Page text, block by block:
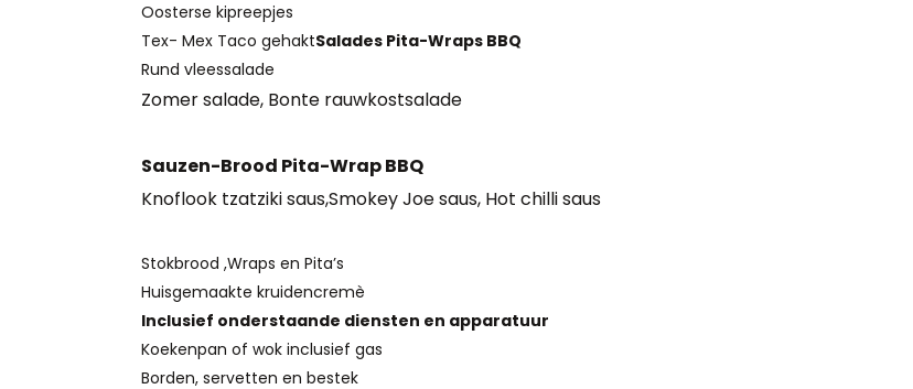
Oosterse kipreepjes
Tex- Mex Taco gehaktSalades Pita-Wraps BBQ
Rund vleessalade
Zomer salade, Bonte rauwkostsalade
Sauzen-Brood Pita-Wrap BBQ
Knoflook tzatziki saus,Smokey Joe saus, Hot chilli saus
Stokbrood ,Wraps en Pita’s
Huisgemaakte kruidencremè
Inclusief onderstaande diensten en apparatuur
Koekenpan of wok inclusief gas
Borden, servetten en bestek